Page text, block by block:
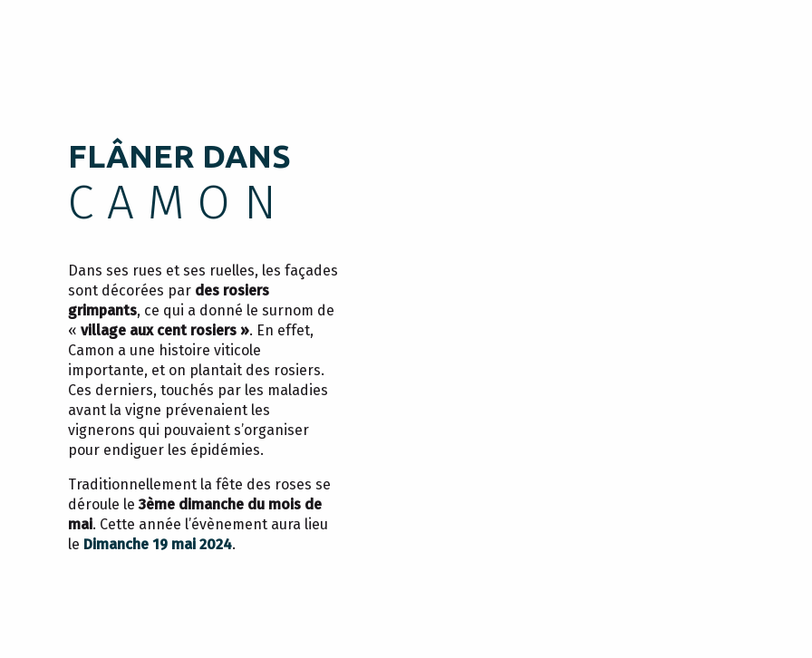
FLÂNER DANS
CAMON
Dans ses rues et ses ruelles, les façades
sont décorées par des rosiers
grimpants, ce qui a donné le surnom de
« village aux cent rosiers ». En effet,
Camon a une histoire viticole
importante, et on plantait des rosiers.
Ces derniers, touchés par les maladies
avant la vigne prévenaient les
vignerons qui pouvaient s’organiser
pour endiguer les épidémies.
Traditionnellement la fête des roses se
déroule le3ème dimanche du mois de
mai. Cette année l’évènement aura lieu
le Dimanche 19 mai 2024.